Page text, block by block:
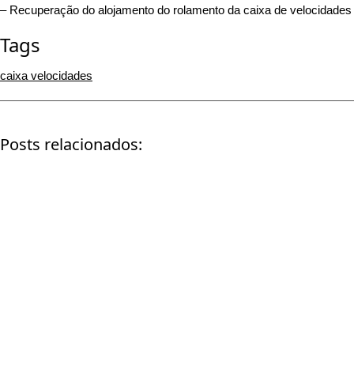
– Recuperação do alojamento do rolamento da caixa de velocidades
Tags
caixa velocidades
Posts relacionados: